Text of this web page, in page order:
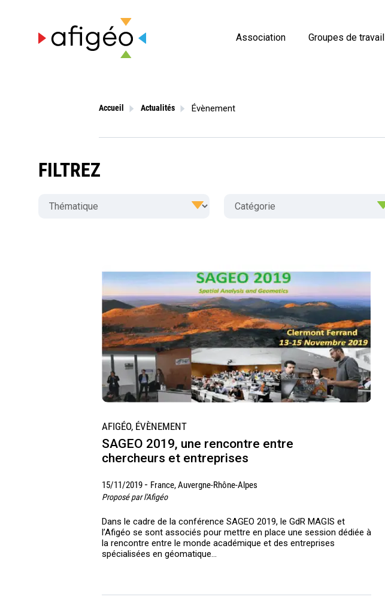
Association Groupes de travail
Accueil Actualités Évènement
FILTREZ
AFIGÉO, ÉVÈNEMENT
SAGEO 2019, une rencontre entre
chercheurs et entreprises
15/11/2019 - France, Auvergne-Rhône-Alpes
Proposé par l'Afigéo
Dans le cadre de la conférence SAGEO 2019, le GdR MAGIS et
l’Afigéo se sont associés pour mettre en place une session dédiée à
la rencontre entre le monde académique et des entreprises
spécialisées en géomatique...